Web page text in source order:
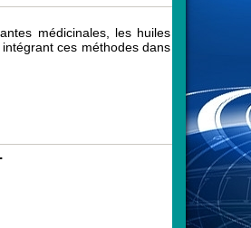
médicinales, les huiles
ces méthodes dans